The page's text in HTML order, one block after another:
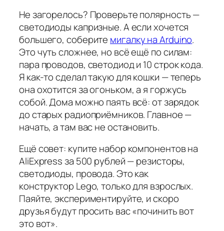
Не загорелось? Проверьте полярность —
светодиоды капризные. А если хочется
большего, соберите мигалку на Arduino.
Это чуть сложнее, но всё ещё по силам:
пара проводов, светодиод и 10 строк кода.
Я как-то сделал такую для кошки — теперь
она охотится за огоньком, а я горжусь
собой. Дома можно паять всё: от зарядок
до старых радиоприёмников. Главное —
начать, а там вас не остановить.
Ещё совет: купите набор компонентов на
AliExpress за 500 рублей — резисторы,
светодиоды, провода. Это как
конструктор Lego, только для взрослых.
Паяйте, экспериментируйте, и скоро
друзья будут просить вас «починить вот
это вот».